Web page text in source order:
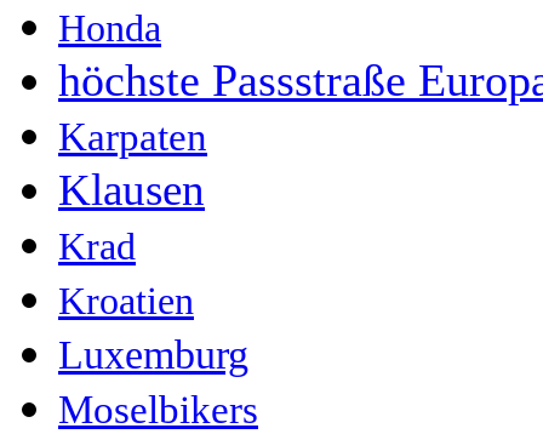
Honda
höchste Passstraße
Karpaten
Klausen
Krad
Kroatien
Luxemburg
Moselbikers